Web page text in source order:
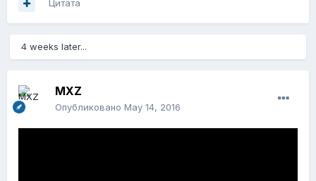
Цитата
4 weeks later...
MXZ
Опубликовано May 14, 2016